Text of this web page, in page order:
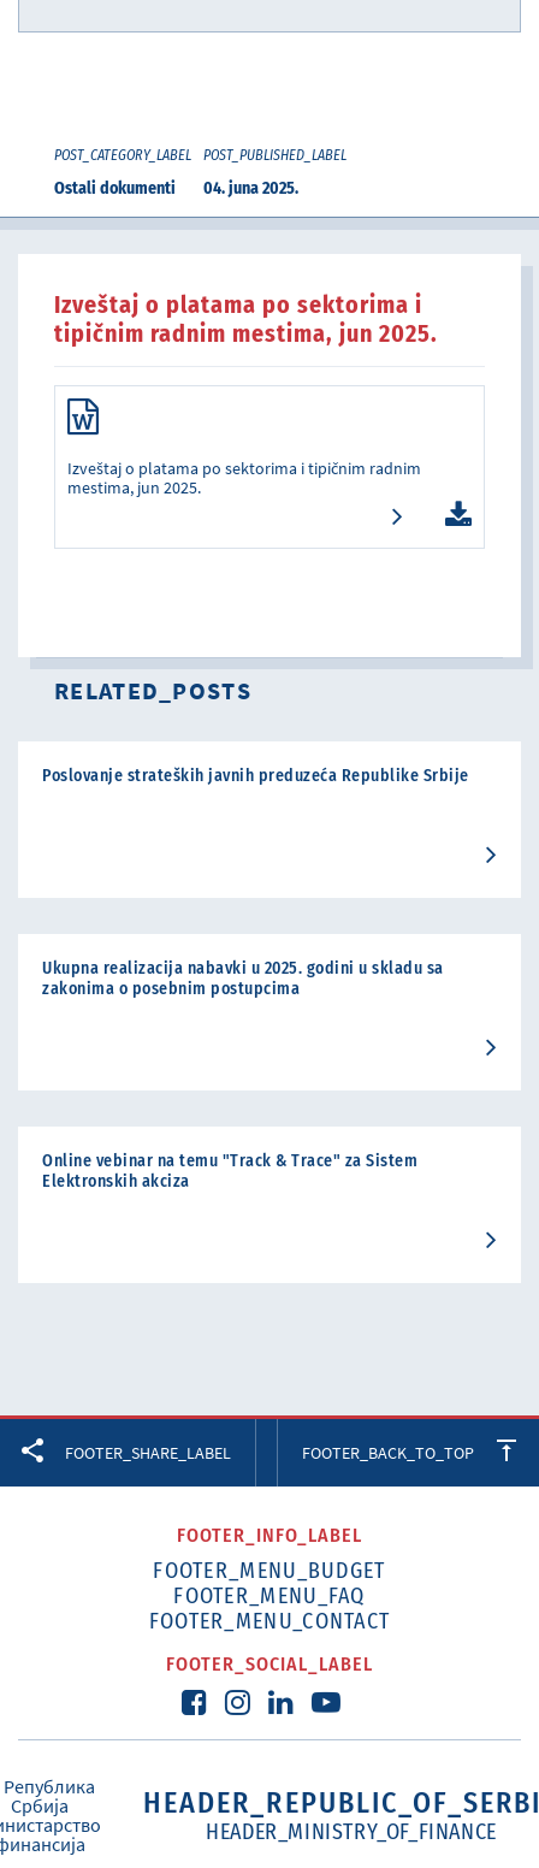
POST_CATEGORY_LABEL
Ostali dokumenti
POST_PUBLISHED_LABEL
04. juna 2025.
Izveštaj o platama po sektorima i
tipičnim radnim mestima, jun 2025.
Izveštaj o platama po sektorima i tipičnim radnim
mestima, jun 2025.
RELATED_POSTS
Poslovanje strateških javnih preduzeća Republike Srbije
Ukupna realizacija nabavki u 2025. godini u skladu sa
zakonima o posebnim postupcima
Online vebinar na temu "Track & Trace" za Sistem
Elektronskih akciza
FOOTER_SHARE_LABEL FOOTER_BACK_TO_TOP
FOOTER_INFO_LABEL
FOOTER_MENU_BUDGET
FOOTER_MENU_FAQ
FOOTER_MENU_CONTACT
FOOTER_SOCIAL_LABEL
HEADER_MINISTRY_OF_FINANCE